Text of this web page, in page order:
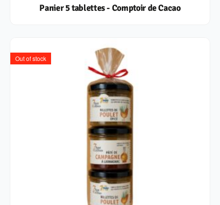
Panier 5 tablettes - Comptoir de Cacao
Out of stock